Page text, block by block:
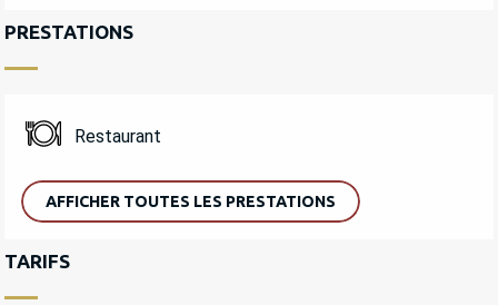
PRESTATIONS
Restaurant
AFFICHER TOUTES LES PRESTATIONS
TARIFS